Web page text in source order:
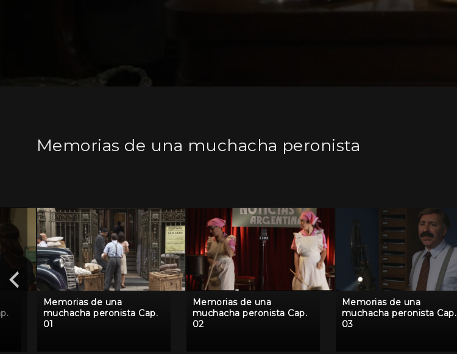
Memorias de una muchacha peronista
Memorias de una
muchacha peronista Cap.
01
Memorias de una
muchacha peronista Cap.
02
Memorias de una
muchacha peronista Cap.
03